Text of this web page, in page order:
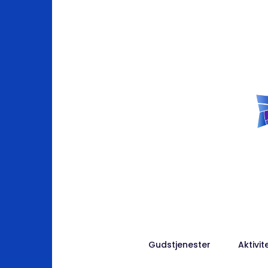
Gudstjenester